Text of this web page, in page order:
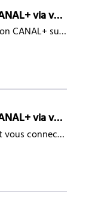
Connexion sur l’application CANAL+ via votre Android TV
Pour vous connecter à l’application CANAL+ sur vos équipements Android/Android TV, il vous suffit de suivre les étapes suivantes : Rendez-vous sur l’application CANAL+ de vos équipements Android/Android TV. Cliquez sur « Se connecter » ​ Rendez-vous sur le site indiqué sur votre écran (sur la photo
Connexion sur l’application CANAL+ via votre Smart TV et console de jeu
Ce guide vous explique comment vous connecter à l'application CANAL+ sur votre Smart TV (Samsung 2018 et ultérieur, LG 2018 et ultérieur, Hisense 2020 et ultérieur, ou TV sous Android TV) et vos consoles de jeu (PlayStation 4 et 5, Xbox One, Series S et X) Étapes de connexion 1. Lancer la connexion